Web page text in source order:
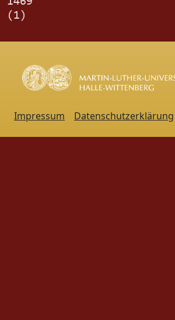
(1)
Impressum Datenschutzerklärung